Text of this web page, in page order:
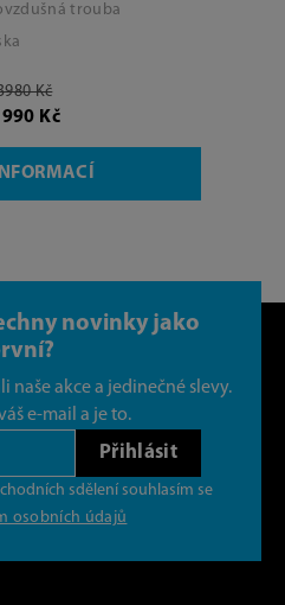
trouba
Kč
Kč
novinky jako
naše akce a jedinečné slevy.
e-mail a je to.
Přihlásit
sdělení souhlasím se
osobních údajů